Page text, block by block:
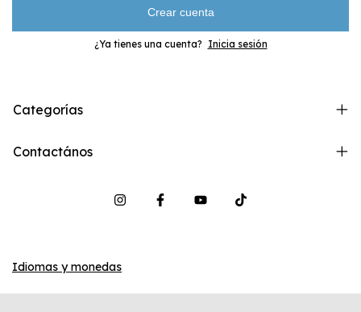
Crear cuenta
¿Ya tienes una cuenta? Inicia sesión
Categorías
Contactános
Idiomas y monedas